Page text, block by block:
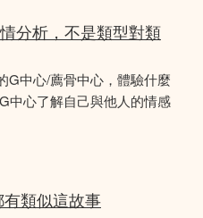
分析，不是類型對類
G中心/薦骨中心，體驗什麼
中心了解自己與他人的情感
類似這故事